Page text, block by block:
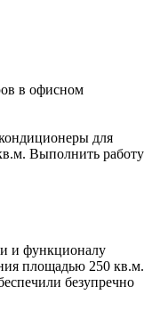
в офисном
для
Выполнить работу
и функционалу
площадью 250 кв.м.
безупречно